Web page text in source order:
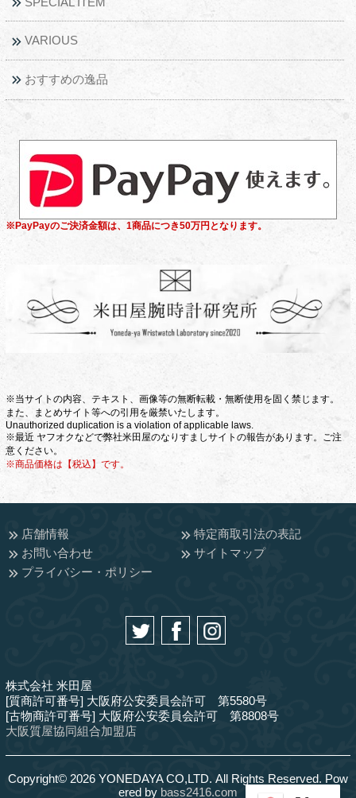
VARIOUS
おすすめの逸品
※PayPayのご決済金額は、1商品につき50万円となります。
※当サイトの内容、テキスト、画像等の無断転載・無断使用を固く禁じます。
また、まとめサイト等への引用を厳禁いたします。
Unauthorized duplication is a violation of applicable laws.
※最近 ヤフオクなどで弊社米田屋のなりすましサイトの報告があります。ご注
意ください。
※商品価格は【税込】です。
店舗情報
特定商取引法の表記
お問い合わせ
サイトマップ
プライバシー・ポリシー
株式会社 米田屋
[質商許可番号] 大阪府公安委員会許可 第5580号
[古物商許可番号] 大阪府公安委員会許可 第8808号
大阪質屋協同組合加盟店
Copyright© 2026 YONEDAYA CO,LTD. All Rights Reserved. Pow
ered by bass2416.com